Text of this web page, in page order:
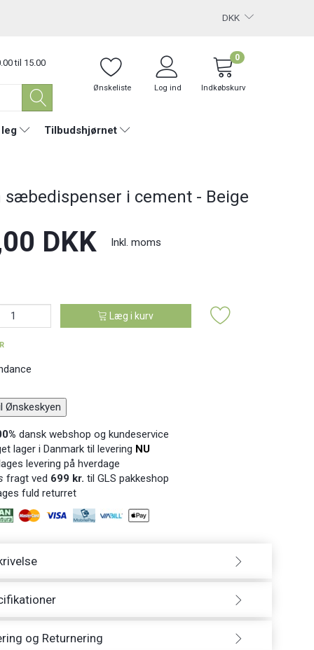
DKK
til 15.00
Ønskeliste Log ind Indkøbskurv
0
Tilbudshjørnet
sæbedispenser i cement - Beige
DKK Inkl. moms
Læg i kurv
Ønskeskyen
dansk webshop og kundeservice
lager i Danmark til levering NU
levering på hverdage
fragt ved 699 kr. til GLS pakkeshop
fuld returret
og Returnering